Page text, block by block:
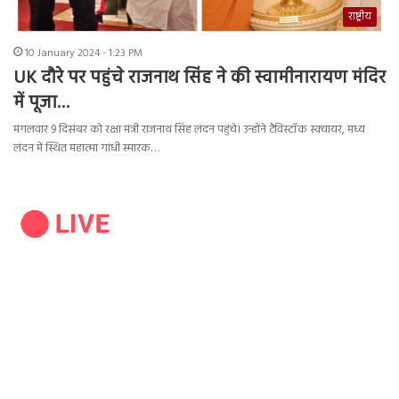
राष्ट्रीय
10 January 2024 - 1:23 PM
UK दौरे पर पहुंचे राजनाथ सिंह ने की स्वामीनारायण मंदिर
में पूजा…
मंगलवार 9 दिसंबर को रक्षा मंत्री राजनाथ सिंह लंदन पहुंचे। उन्होंने टैविस्टॉक स्क्वायर, मध्य
लंदन में स्थित महात्मा गांधी स्मारक…